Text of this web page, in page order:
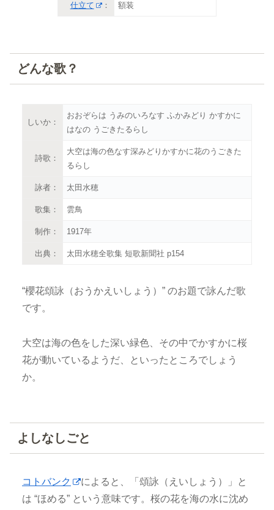
仕立て ： 額装
どんな歌？
しいか：
おおぞらは うみのいろなす ふかみどり かすかに
はなの うごきたるらし
詩歌：
大空は海の色なす深みどりかすかに花のうごきた
るらし
詠者： 太田水穂
歌集： 雲鳥
制作： 1917年
出典： 太田水穂全歌集 短歌新聞社 p154
“櫻花頌詠（おうかえいしょう）” のお題で詠んだ歌
です。
大空は海の色をした深い緑色、その中でかすかに桜
花が動いているようだ、といったところでしょう
か。
よしなしごと
コトバンク
によると、「頌詠（えいしょう）」と
は “ほめる” という意味です。桜の花を海の水に沈め